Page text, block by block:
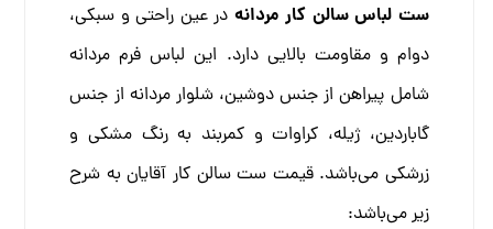
ست لباس سالن کار مردانه در عین راحتی و سبکی،
دوام و مقاومت بالایی دارد. این لباس فرم مردانه
شامل پیراهن از جنس دوشین، شلوار مردانه از جنس
گاباردین، ژیله، کراوات و کمربند به رنگ مشکی و
زرشکی می‌باشد. قیمت ست سالن کار آقایان به شرح
زیر می‌باشد: